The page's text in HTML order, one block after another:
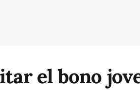
el bono